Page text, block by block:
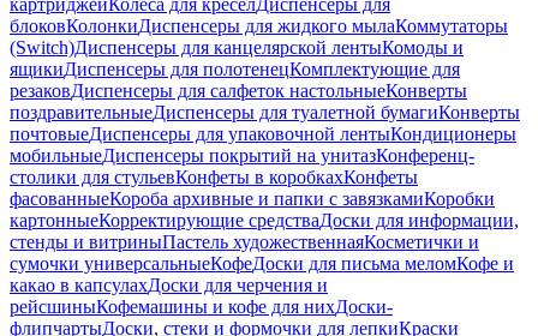
картриджейКолеса для креселДиспенсеры для
блоковКолонкиДиспенсеры для жидкого мылаКоммутаторы
(Switch)Диспенсеры для канцелярской лентыКомоды и
ящикиДиспенсеры для полотенецКомплектующие для
резаковДиспенсеры для салфеток настольныеКонверты
поздравительныеДиспенсеры для туалетной бумагиКонверты
почтовыеДиспенсеры для упаковочной лентыКондиционеры
мобильныеДиспенсеры покрытий на унитазКонференц-
столики для стульевКонфеты в коробкахКонфеты
фасованныеКороба архивные и папки с завязкамиКоробки
картонныеКорректирующие средстваДоски для информации,
стенды и витриныПастель художественнаяКосметички и
сумочки универсальныеКофеДоски для письма меломКофе и
какао в капсулахДоски для черчения и
рейсшиныКофемашины и кофе для нихДоски-
флипчартыДоски, стеки и формочки для лепкиКраски